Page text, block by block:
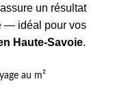
un résultat
— idéal pour vos
Haute-Savoie.
au m²